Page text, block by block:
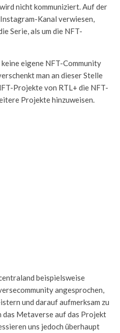
nicht kommuniziert. Auf der
Kanal verwiesen,
Serie, als um die NFT-
eigene NFT-Community
man an dieser Stelle
Projekte von RTL+ die NFT-
Projekte hinzuweisen.
beispielsweise
angesprochen,
und darauf aufmerksam zu
das Metaverse auf das Projekt
uns jedoch überhaupt